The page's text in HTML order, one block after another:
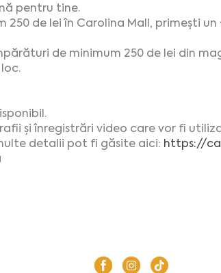
pentru tine.
de lei în Carolina Mall, primești un
de minimum 250 de lei din
și înregistrări video care vor fi
detalii pot fi găsite aici: https://